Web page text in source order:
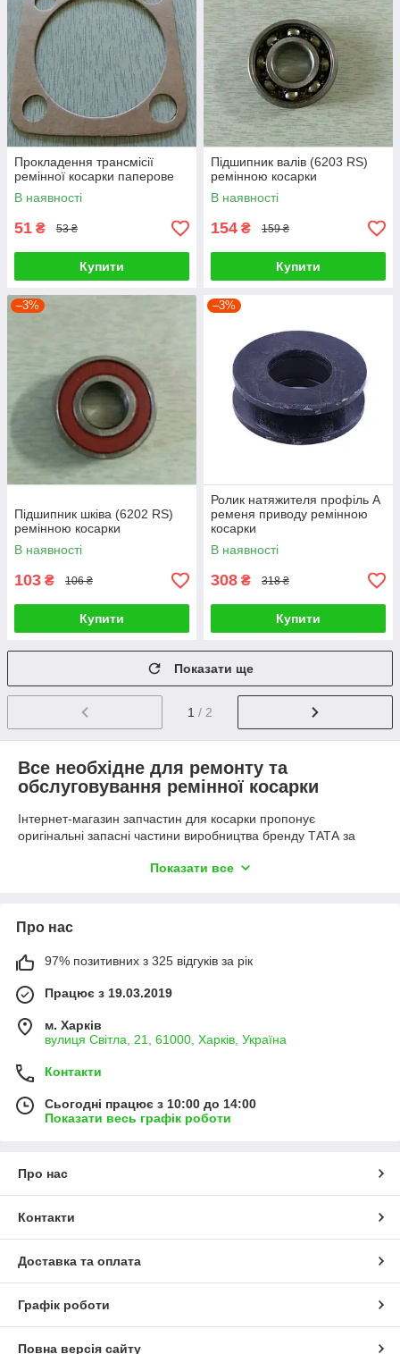
Прокладення трансмісії
ремінної косарки паперове
В наявності
51 ₴ 53 ₴
Купити
Підшипник валів (6203 RS)
ремінною косарки
В наявності
154 ₴ 159 ₴
Купити
–3%
Підшипник шківа (6202 RS)
ремінною косарки
В наявності
103 ₴ 106 ₴
Купити
–3%
Ролик натяжителя профіль А
ременя приводу ремінною
косарки
В наявності
308 ₴ 318 ₴
Купити
Показати ще
1 / 2
Все необхідне для ремонту та
обслуговування ремінної косарки
Інтернет-магазин запчастин для косарки пропонує
оригінальні запасні частини виробництва бренду ТАТА за
роторних косарок гарантує тривалу експлуатацію техніки
можуть знадобитися для виконання техобслуговування або
притискна тарілка диска ремінної косарки;
вал тарілки;
диск ремінної косарки;
корпус редуктора верхнього;
корпус трансмісійний (лівий, правий, привод);
пальці ножів ремінної косарки;
пара шестерень (шестерна пара);
паперовий ущільнювач для трансмісії ремінної
косарки;
кільце стопорне;
Показати все
Про нас
97% позитивних з 325 відгуків за рік
Працює з 19.03.2019
м. Харків
вулиця Світла, 21, 61000, Харків, Україна
Контакти
Сьогодні працює з 10:00 до 14:00
Показати весь графік роботи
Про нас
Контакти
Доставка та оплата
Графік роботи
Повна версія сайту